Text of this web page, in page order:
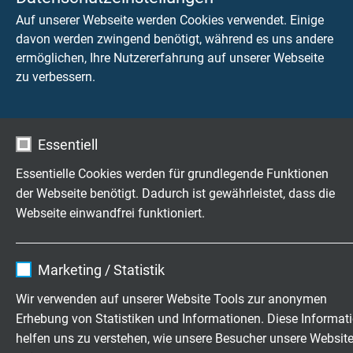
Auf unserer Webseite werden Cookies verwendet. Einige
davon werden zwingend benötigt, während es uns andere
ermöglichen, Ihre Nutzererfahrung auf unserer Webseite
zu verbessern.
Essentiell
Essentielle Cookies werden für grundlegende Funktionen
der Webseite benötigt. Dadurch ist gewährleistet, dass die
Webseite einwandfrei funktioniert.
Laufzeit 1 Jahr
Marketing / Statistik
Wir verwenden auf unserer Website Tools zur anonymen
Erhebung von Statistiken und Informationen. Diese
helfen uns zu verstehen, wie unsere Besucher unsere Website
Chemische Beständigkeit
gut gegen Säuren, Laugen, Lösungsmittel,
Hydraulikflüssigkeiten, etc.
UV- und Wetterbeständigkeit
sehr gut nach HD 605
Ozonbeständigkeit
sehr gut nach DIN EN 50396